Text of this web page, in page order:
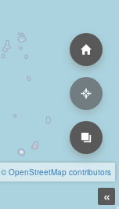
«
© OpenStreetMap contributors